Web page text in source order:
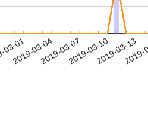
01
2019-03-042019-03-072019-03-102019-03-13